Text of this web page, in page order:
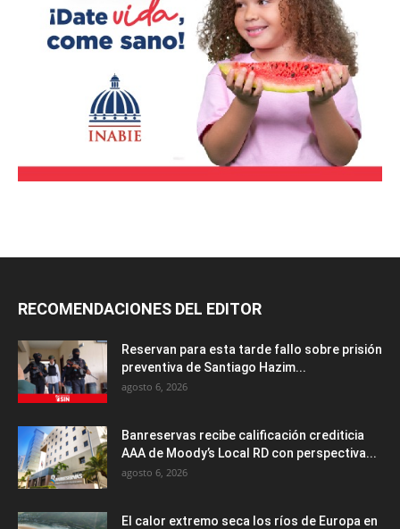
RECOMENDACIONES DEL EDITOR
Reservan para esta tarde fallo sobre prisión
preventiva de Santiago Hazim...
agosto 6, 2026
Banreservas recibe calificación crediticia
AAA de Moody’s Local RD con perspectiva...
agosto 6, 2026
El calor extremo seca los ríos de Europa en